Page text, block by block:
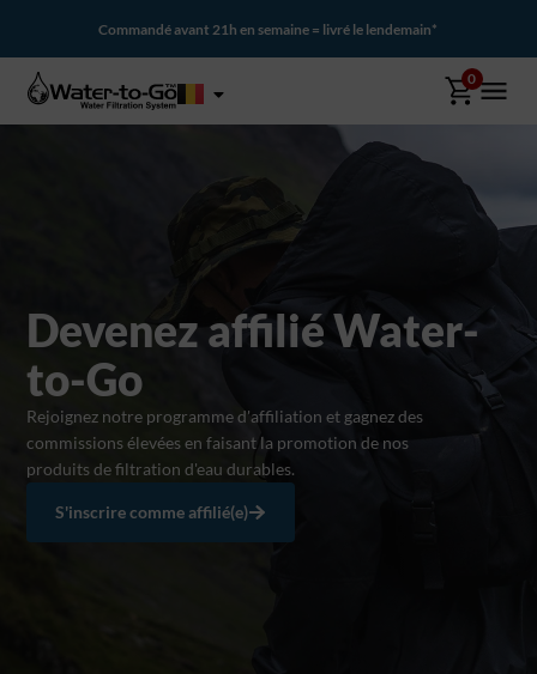
Commandé avant 21h en semaine = livré le lendemain*
0
Devenez affilié Water-
to-Go
Rejoignez notre programme d'affiliation et gagnez des
commissions élevées en faisant la promotion de nos
produits de filtration d'eau durables.
S'inscrire comme affilié(e)